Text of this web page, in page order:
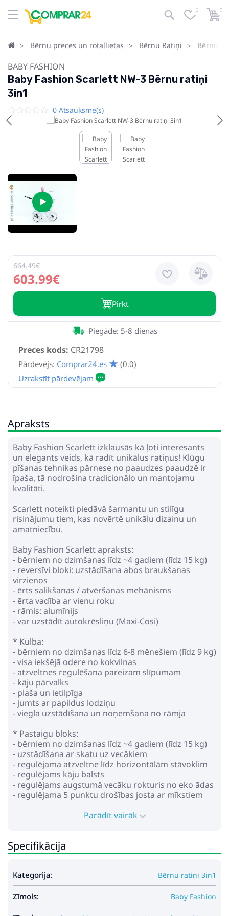
0 0
Bērnu preces un rotaļlietas Bērnu Ratiņi Bērnu
BABY FASHION
Baby Fashion Scarlett NW-3 Bērnu ratiņi
3in1
0 Atsauksme(s)
603.99€
664.49€
Pirkt
Preces kods: CR21798
Piegāde: 5-8 dienas
Pārdevējs: Comprar24.es (0.0)
Apraksts
Baby Fashion Scarlett izklausās kā ļoti interesants
un elegants veids, kā radīt unikālus ratiņus! Klūgu
pīšanas tehnikas pārnese no paaudzes paaudzē ir
īpaša, tā nodrošina tradicionālo un mantojamu
kvalitāti.
Scarlett noteikti piedāvā šarmantu un stilīgu
risinājumu tiem, kas novērtē unikālu dizainu un
amatniecību.
Baby Fashion Scarlett apraksts:
- bērniem no dzimšanas līdz ~4 gadiem (līdz 15 kg)
- reversīvi bloki: uzstādīšana abos braukšanas
virzienos
- ērts salikšanas / atvēršanas mehānisms
- ērta vadība ar vienu roku
- rāmis: alumīnijs
- var uzstādīt autokrēsliņu (Maxi-Cosi)
* Kulba:
- bērniem no dzimšanas līdz 6-8 mēnešiem (līdz 9 kg)
- visa iekšējā odere no kokvilnas
- atzveltnes regulēšana pareizam slīpumam
- kāju pārvalks
- plaša un ietilpīga
- jumts ar papildus lodziņu
- viegla uzstādīšana un noņemšana no rāmja
* Pastaigu bloks:
- bērniem no dzimšanas līdz ~4 gadiem (līdz 15 kg)
- uzstādīšana ar skatu uz vecākiem
- regulējama atzveltne līdz horizontālām stāvoklim
- regulējams kāju balsts
- regulējams augstumā vecāku rokturis no eko ādas
- regulējama 5 punktu drošības josta ar mīkstiem
- noņemams bamperis
- centrālā bremze
- iepirkumu grozs
* Autosēdeklis:
- paredzēts bērniem no 0 līdz 13 kg
- modrošina drošību un komfortu
- šūpuļa funkcija
Parādīt vairāk
Specifikācija
Kategorija: Bērnu ratiņi 3in1
Zīmols: Baby Fashion